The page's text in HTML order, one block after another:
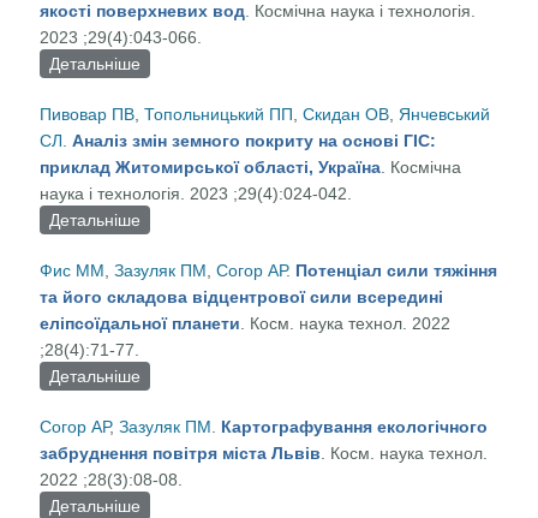
якості поверхневих вод . Космічна наука і технологія.
2023 ;29(4):043-066.
Детальніше
поверхневих вод
Пивовар ПВ ,Топольницький ПП ,Скидан ОВ Янчевський
СЛ .Аналіз змін земного покриту на основі ГІС:
приклад Житомирської області, Україна . Космічна
наука і технологія. 2023 ;29(4):024-042.
Детальніше
Фис ММ ,Зазуляк ПМ ,Согор АР. Потенціал сили тяжіння
та його складова відцентрової сили всередині
еліпсоїдальної планети . Косм. наука технол. 2022
;28(4):71-77.
Детальніше
планети
Согор АР,Зазуляк ПМ
Картографування екологічного
забруднення повітря міста Львів . Косм. наука технол.
2022 ;28(3):08-08.
Детальніше